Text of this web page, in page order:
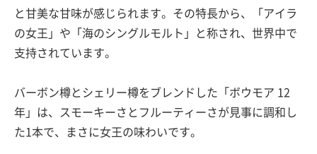
と甘美な甘味が感じられます。その特長から、「アイラ
の女王」や「海のシングルモルト」と称され、世界中で
支持されています。
バーボン樽とシェリー樽をブレンドした「ボウモア 12
年」は、スモーキーさとフルーティーさが見事に調和し
た1本で、まさに女王の味わいです。